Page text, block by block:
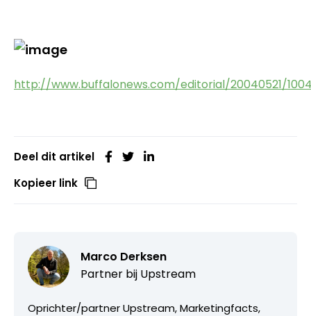
http://www.buffalonews.com/editorial/20040521/
Deel dit artikel
Kopieer link
Marco Derksen
Partner bij Upstream
Oprichter/partner Upstream, Marketingfacts,